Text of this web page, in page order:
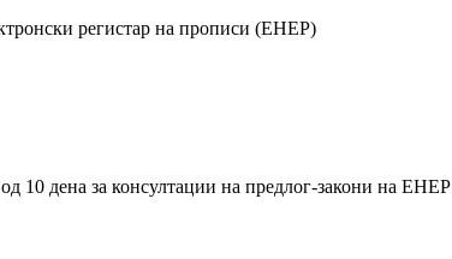
регистар на прописи (ЕНЕР)
10 дена за консултации на предлог-закони на ЕНЕР